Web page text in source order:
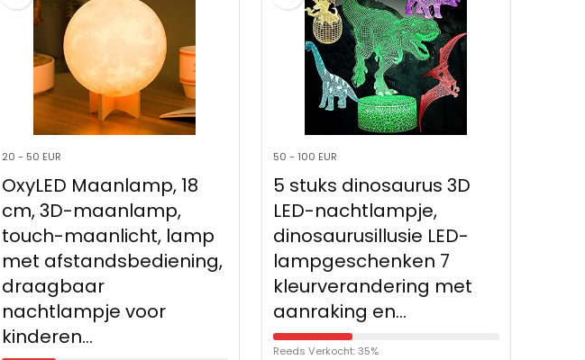
20 - 50 EUR
OxyLED Maanlamp, 18
cm, 3D-maanlamp,
touch-maanlicht, lamp
met afstandsbediening,
draagbaar
nachtlampje voor
kinderen…
50 - 100 EUR
5 stuks dinosaurus 3D
LED-nachtlampje,
dinosaurusillusie LED-
lampgeschenken 7
kleurverandering met
aanraking en…
Reeds Verkocht: 35%